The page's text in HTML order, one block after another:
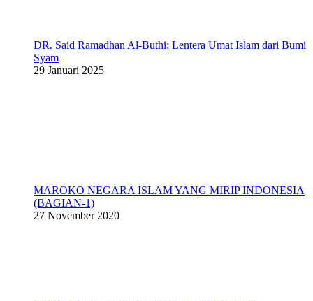
DR. Said Ramadhan Al-Buthi; Lentera Umat Islam dari Bumi
Syam
29 Januari 2025
MAROKO NEGARA ISLAM YANG MIRIP INDONESIA
(BAGIAN-1)
27 November 2020